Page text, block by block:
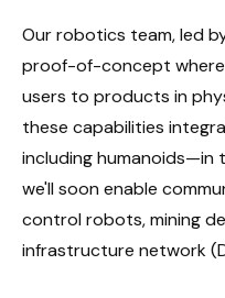
Our robotics team, led
proof-of-concept
users to products in
these capabilities
including humanoids—in
we'll soon enable
control robots, mining
infrastructure network